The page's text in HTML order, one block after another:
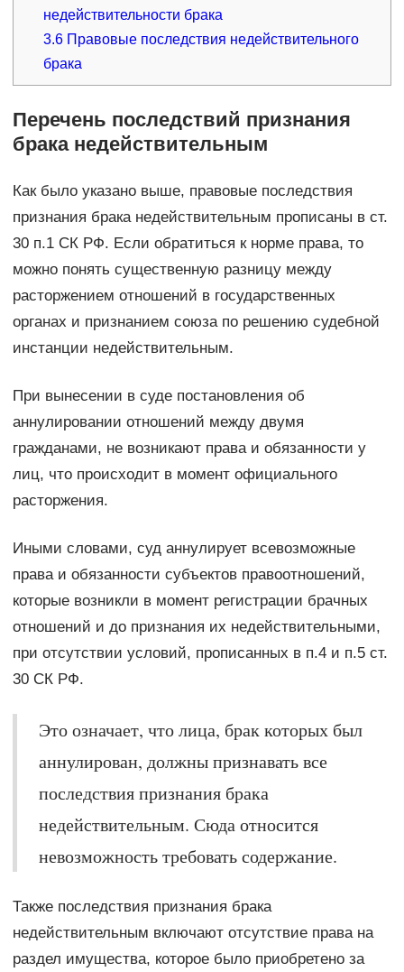
недействительности брака
3.6 Правовые последствия недействительного
брака
Перечень последствий признания
брака недействительным
Как было указано выше, правовые последствия
признания брака недействительным прописаны в ст.
30 п.1 СК РФ. Если обратиться к норме права, то
можно понять существенную разницу между
расторжением отношений в государственных
органах и признанием союза по решению судебной
инстанции недействительным.
При вынесении в суде постановления об
аннулировании отношений между двумя
гражданами, не возникают права и обязанности у
лиц, что происходит в момент официального
расторжения.
Иными словами, суд аннулирует всевозможные
права и обязанности субъектов правоотношений,
которые возникли в момент регистрации брачных
отношений и до признания их недействительными,
при отсутствии условий, прописанных в п.4 и п.5 ст.
30 СК РФ.
Это означает, что лица, брак которых был
аннулирован, должны признавать все
последствия признания брака
недействительным. Сюда относится
невозможность требовать содержание.
Также последствия признания брака
недействительным включают отсутствие права на
раздел имущества, которое было приобретено за